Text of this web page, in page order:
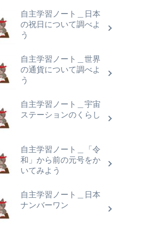
自主学習ノート＿日本
の祝日について調べよ
う
自主学習ノート＿世界
の通貨について調べよ
う
自主学習ノート＿宇宙
ステーションのくらし
自主学習ノート＿「令
和」から前の元号をか
いてみよう
自主学習ノート＿日本
ナンバーワン